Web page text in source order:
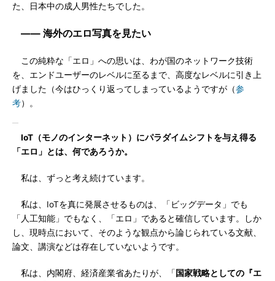
た、日本中の成人男性たちでした。
―― 海外のエロ写真を見たい
この純粋な「エロ」への思いは、わが国のネットワーク技術
を、エンドユーザーのレベルに至るまで、高度なレベルに引き上
げました（今はひっくり返ってしまっているようですが（参
考）。
IoT（モノのインターネット）にパラダイムシフトを与え得る
「エロ」とは、何であろうか。
私は、ずっと考え続けています。
私は、IoTを真に発展させるものは、「ビッグデータ」でも
「人工知能」でもなく、「エロ」であると確信しています。しか
し、現時点において、そのような観点から論じられている文献、
論文、講演などは存在していないようです。
私は、内閣府、経済産業省あたりが、「 国家戦略としての『エ